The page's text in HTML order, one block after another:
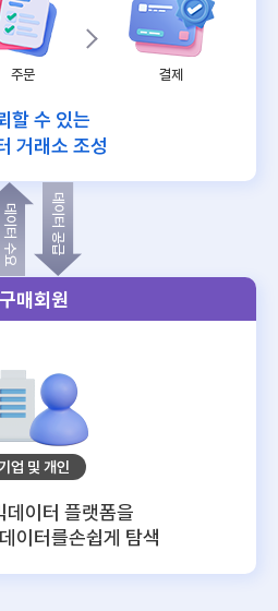
주문 결제
할 수 있는
거래소 조성
데이터 공급
데이터 수요
구매회원
업 및 개인
데이터 플랫폼을
이터를손쉽게 탐색